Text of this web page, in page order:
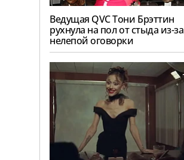
Ведущая QVC Тони Брэттин
рухнула на пол от стыда из-за
нелепой оговорки